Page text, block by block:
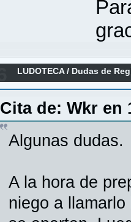
LUDOTECA/ Dudas de
Cita de: Wkr en
Algunas dudas.
A la hora de
niego a